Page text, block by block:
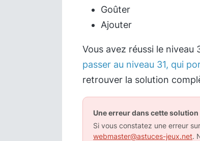
Goûter
Ajouter
Vous avez réussi le
passer au niveau 31, qui
retrouver la solution
Une erreur dans cette solution
Si vous constatez une erreur
webmaster@astuces-jeux.net.